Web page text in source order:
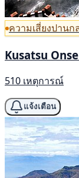
ความเสี่ยงปานก
Kusatsu
510 เหตุการณ์
แจ้งเตือน